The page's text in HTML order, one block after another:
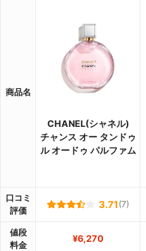
商品名
CHANEL(シャネル)
チャンス オー タンドゥ
ル オードゥ パルファム
口コミ
評価
3.71 (7)
値段
料金
¥6,270